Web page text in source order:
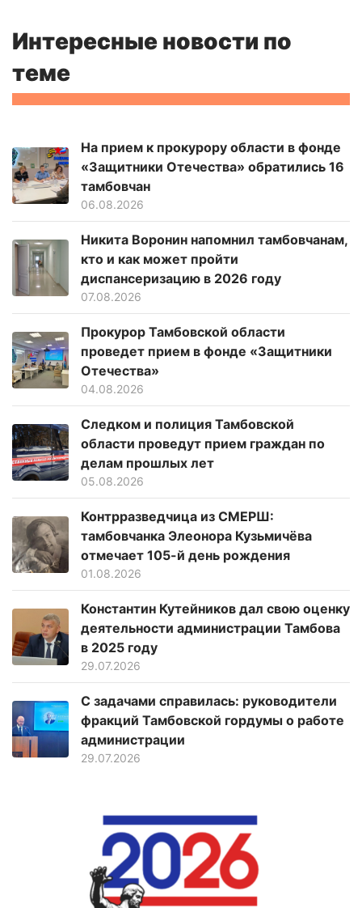
Интересные новости по
теме
На прием к прокурору области в фонде
«Защитники Отечества» обратились 16
тамбовчан
06.08.2026
Никита Воронин напомнил тамбовчанам,
кто и как может пройти
диспансеризацию в 2026 году
07.08.2026
Прокурор Тамбовской области
проведет прием в фонде «Защитники
Отечества»
04.08.2026
Следком и полиция Тамбовской
области проведут прием граждан по
делам прошлых лет
05.08.2026
Контрразведчица из СМЕРШ:
тамбовчанка Элеонора Кузьмичёва
отмечает 105-й день рождения
01.08.2026
Константин Кутейников дал свою оценку
деятельности администрации Тамбова
в 2025 году
29.07.2026
С задачами справилась: руководители
фракций Тамбовской гордумы о работе
администрации
29.07.2026